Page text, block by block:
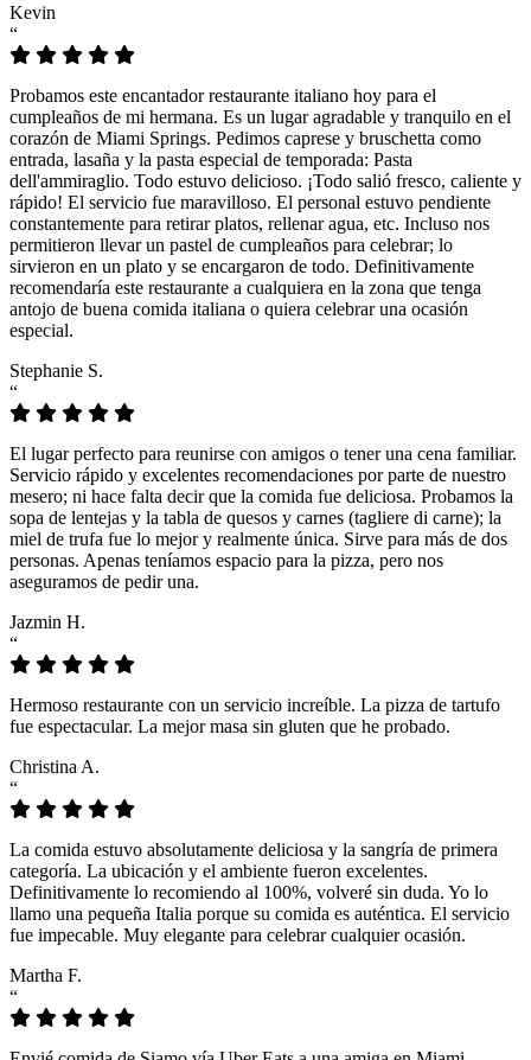
Kevin
“
Probamos este encantador restaurante italiano hoy para el
cumpleaños de mi hermana. Es un lugar agradable y tranquilo en el
corazón de Miami Springs. Pedimos caprese y bruschetta como
entrada, lasaña y la pasta especial de temporada: Pasta
dell'ammiraglio. Todo estuvo delicioso. ¡Todo salió fresco, caliente y
rápido! El servicio fue maravilloso. El personal estuvo pendiente
constantemente para retirar platos, rellenar agua, etc. Incluso nos
permitieron llevar un pastel de cumpleaños para celebrar; lo
sirvieron en un plato y se encargaron de todo. Definitivamente
recomendaría este restaurante a cualquiera en la zona que tenga
antojo de buena comida italiana o quiera celebrar una ocasión
especial.
Stephanie S.
“
El lugar perfecto para reunirse con amigos o tener una cena familiar.
Servicio rápido y excelentes recomendaciones por parte de nuestro
mesero; ni hace falta decir que la comida fue deliciosa. Probamos la
sopa de lentejas y la tabla de quesos y carnes (tagliere di carne); la
miel de trufa fue lo mejor y realmente única. Sirve para más de dos
personas. Apenas teníamos espacio para la pizza, pero nos
aseguramos de pedir una.
Jazmin H.
“
Hermoso restaurante con un servicio increíble. La pizza de tartufo
fue espectacular. La mejor masa sin gluten que he probado.
Christina A.
“
La comida estuvo absolutamente deliciosa y la sangría de primera
categoría. La ubicación y el ambiente fueron excelentes.
Definitivamente lo recomiendo al 100%, volveré sin duda. Yo lo
llamo una pequeña Italia porque su comida es auténtica. El servicio
fue impecable. Muy elegante para celebrar cualquier ocasión.
Martha F.
“